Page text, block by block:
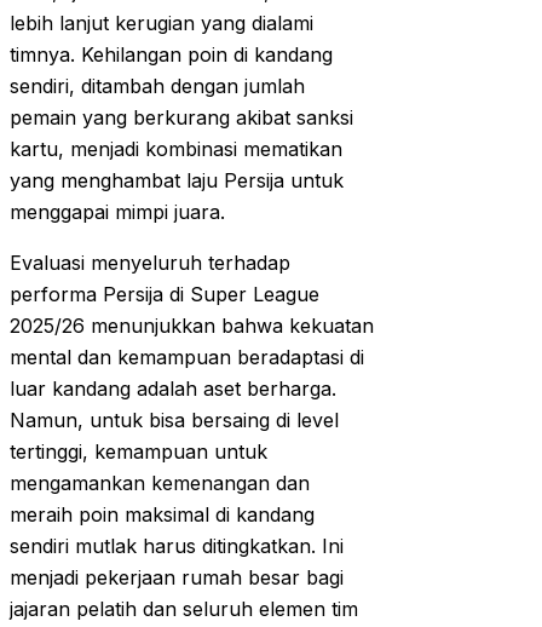
lebih lanjut kerugian yang dialami
timnya. Kehilangan poin di kandang
sendiri, ditambah dengan jumlah
pemain yang berkurang akibat sanksi
kartu, menjadi kombinasi mematikan
yang menghambat laju Persija untuk
menggapai mimpi juara.
Evaluasi menyeluruh terhadap
performa Persija di Super League
2025/26 menunjukkan bahwa kekuatan
mental dan kemampuan beradaptasi di
luar kandang adalah aset berharga.
Namun, untuk bisa bersaing di level
tertinggi, kemampuan untuk
mengamankan kemenangan dan
meraih poin maksimal di kandang
sendiri mutlak harus ditingkatkan. Ini
menjadi pekerjaan rumah besar bagi
jajaran pelatih dan seluruh elemen tim